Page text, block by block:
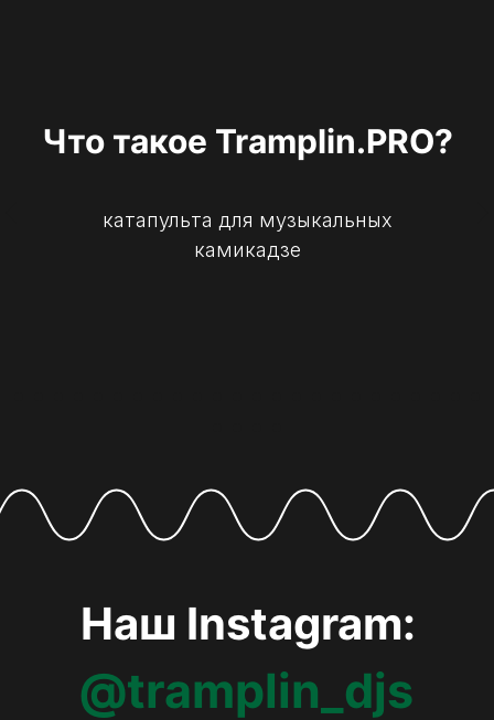
Что такое Tramplin.PRO?
катапульта для музыкальных
камикадзе
Наш Instagram:
@tramplin_djs